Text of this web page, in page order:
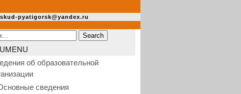
pyatigorsk@yandex.ru
MENU
об образовательной
сведения